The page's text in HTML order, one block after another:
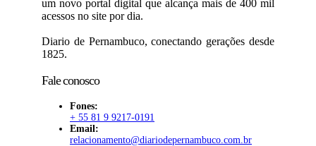
um novo portal digital que alcança mais de 400 mil
acessos no site por dia.
Diario de Pernambuco, conectando gerações desde
1825.
Fale conosco
Fones:
+ 55 81 9 9217-0191
Email:
relacionamento@diariodepernambuco.com.br